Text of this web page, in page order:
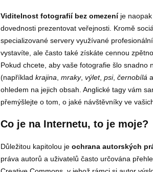
Viditelnost fotografií bez omezeníje naopak
dovednosti prezentovat veřejnosti. Kromě
specializované servery využívané
vystavíte, ale často také získáte cennou
Pokud chcete, aby vaše fotografie šlo snadno
(například krajina mraky, výlet, psi, černobílá
ohledem na jejich obsah. Anglické tagy vám
přemýšlejte o tom, o jaké návštěvníky ve
Co je na Internetu, to je moje?
Důležitou kapitolou je ochrana autorských
práva autorů a uživatelů často určována